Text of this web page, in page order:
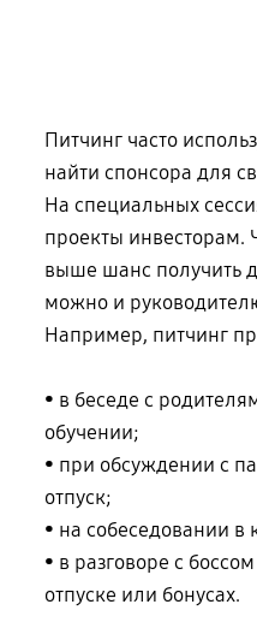
Питчинг часто
найти спонсора для
На специальных
проекты инвесторам.
выше шанс получить
можно и
Например, питчинг
• в беседе с
обучении;
• при обсуждении с
отпуск;
• на собеседовании
• в разговоре с
отпуске или бонусах.